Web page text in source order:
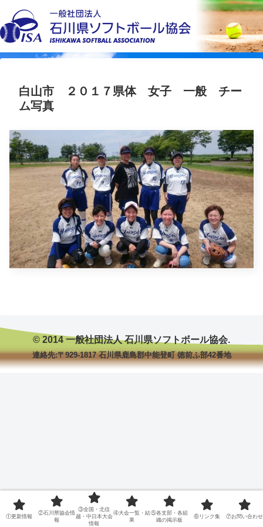
白山市 ２０１７県体 女子 一般 チー
ム写真
© 2014 一般社団法人 石川県ソフトボール協会.
連絡先:〒929-1817 石川県鹿島郡中能登町 徳前ふ部42番地
①更新情報
②石川県協会情
報
③全国・北信
越・中日本大会
情報
④大会一覧・結
果
⑤各支部・各組
織の掲示板
⑥リンク集 ⑦お問い合わせ